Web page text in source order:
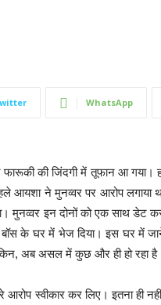
WhatsApp
की जिंदगी में तूफान आ गया।
आयशा ने मुनव्वर पर आरोप लगाया
मुनव्वर इन दोनों को एक साथ
बॉस के घर में भेज दिया। इस घर में
अब असल में कुछ और ही हो रहा
आरोप स्वीकार कर लिए। इतना ही